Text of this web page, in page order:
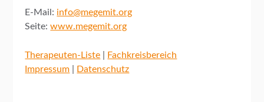
E-Mail: info@megemit.org
Seite:www.megemit.org
Therapeuten-Liste
Fachkreisbereich
Impressum
Datenschutz